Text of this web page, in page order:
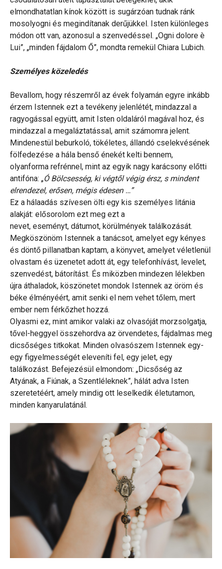
elmondhatatlan kínok között is sugárzóan tudnak ránk
mosolyogni és megindítanak derűjükkel. Isten különleges
módon ott van, azonosul a szenvedéssel. „Ogni dolore è
Lui”, „minden fájdalom Ő”, mondta remekül Chiara Lubich.
Személyes közeledés
Bevallom, hogy részemről az évek folyamán egyre inkább
érzem Istennek ezt a tevékeny jelenlétét, mindazzal a
ragyogással együtt, amit Isten oldaláról magával hoz, és
mindazzal a megaláztatással, amit számomra jelent.
Mindenestül beburkoló, tökéletes, állandó cselekvésének
fölfedezése a hála benső énekét kelti bennem,
olyanforma refrénnel, mint az egyik nagy karácsony előtti
antifóna: „Ó Bölcsesség, ki végtől végig érsz, s mindent
elrendezel, erősen, mégis édesen …”
Ez a hálaadás szívesen ölti egy kis személyes litánia
alakját: elősorolom ezt meg ezt a
nevet, eseményt, dátumot, körülmények találkozását.
Megköszönöm Istennek a tanácsot, amelyet egy kényes
és döntő pillanatban kaptam, a könyvet, amelyet véletlenül
olvastam és üzenetet adott át, egy telefonhívást, levelet,
szenvedést, bátorítást. És miközben mindezen lélekben
újra áthaladok, köszönetet mondok Istennek az öröm és
béke élményéért, amit senki el nem vehet tőlem, mert
ember nem férkőzhet hozzá.
Olyasmi ez, mint amikor valaki az olvasóját morzsolgatja,
tővel-heggyel összehordva az örvendetes, fájdalmas meg
dicsőséges titkokat. Minden olvasószem Istennek egy-
egy figyelmességét eleveníti fel, egy jelet, egy
találkozást. Befejezésül elmondom: „Dicsőség az
Atyának, a Fiúnak, a Szentléleknek”, hálát adva Isten
szeretetéért, amely mindig ott leselkedik életutamon,
minden kanyarulatánál.